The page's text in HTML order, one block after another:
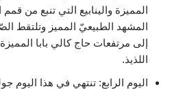
المميزة والينابيع التي تنبع من
المشهد الطبيعيّ المميز وتلتقط
إلى مرتفعات حاج كالي بابا
اللذيذ.
اليوم الرابع: تنتهي في هذا اليوم